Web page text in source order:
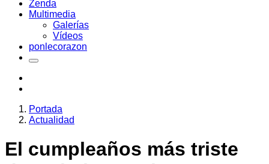
Zenda
Multimedia
Galerías
Vídeos
ponlecorazon
Portada
Actualidad
El cumpleaños más triste